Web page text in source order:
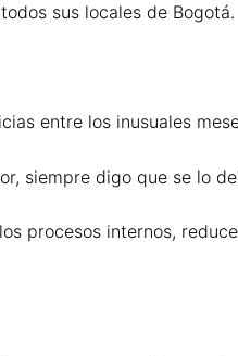
sus locales de Bogotá.
entre los inusuales
siempre digo que se lo
procesos internos,